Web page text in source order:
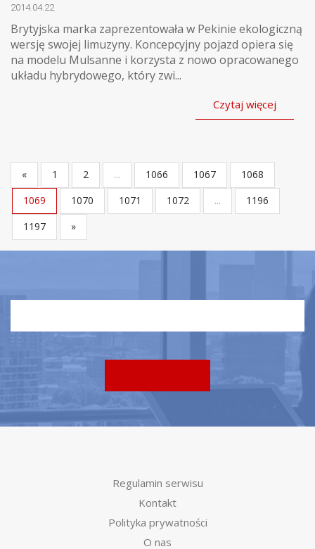
2014.04.22
Brytyjska marka zaprezentowała w Pekinie ekologiczną
wersję swojej limuzyny. Koncepcyjny pojazd opiera się
na modelu Mulsanne i korzysta z nowo opracowanego
układu hybrydowego, który zwi...
Czytaj więcej
« 1 2 ... 1066 1067
1068
1069
1070 1071 1072 ...
1196
1197
»
Regulamin serwisu
Kontakt
Polityka prywatności
O nas